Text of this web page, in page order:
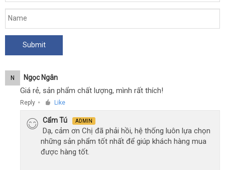
N Ngọc Ngân
Giá rẻ, sản phẩm chất lượng, mình rất thích!
Reply ● Like
Cẩm Tú ADMIN
Dạ, cảm ơn Chị đã phải hồi, hệ thống luôn lựa chọn
những sản phẩm tốt nhất để giúp khách hàng mua
được hàng tốt.